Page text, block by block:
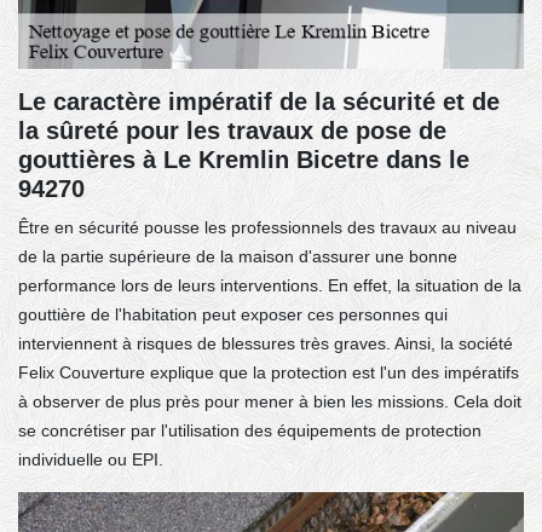
Le caractère impératif de la sécurité et de
la sûreté pour les travaux de pose de
gouttières à Le Kremlin Bicetre dans le
94270
Être en sécurité pousse les professionnels des travaux au niveau
de la partie supérieure de la maison d'assurer une bonne
performance lors de leurs interventions. En effet, la situation de la
gouttière de l'habitation peut exposer ces personnes qui
interviennent à risques de blessures très graves. Ainsi, la société
Felix Couverture explique que la protection est l'un des impératifs
à observer de plus près pour mener à bien les missions. Cela doit
se concrétiser par l'utilisation des équipements de protection
individuelle ou EPI.